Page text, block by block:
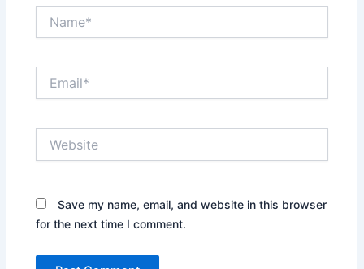
Save my name, email, and website in this browser
for the next time I comment.